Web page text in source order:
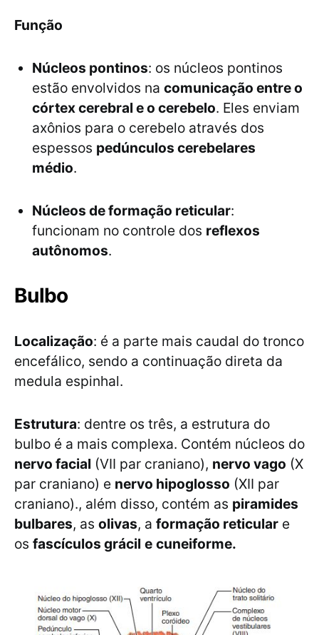
Função
Núcleos pontinos: os núcleos pontinos
estão envolvidos na comunicação entre o
córtex cerebral e o cerebelo. Eles enviam
axônios para o cerebelo através dos
espessos pedúnculos cerebelares
médio.
Núcleos de formação reticular:
funcionam no controle dos reflexos
autônomos.
Bulbo
Localização: é a parte mais caudal do tronco
encefálico, sendo a continuação direta da
medula espinhal.
Estrutura: dentre os três, a estrutura do
bulbo é a mais complexa. Contém núcleos do
nervo facial (VII par craniano), nervo vago (X
par craniano) e nervo hipoglosso (XII par
craniano)., além disso, contém as piramides
bulbares, as olivas, a formação reticular e
os fascículos grácil e cuneiforme.